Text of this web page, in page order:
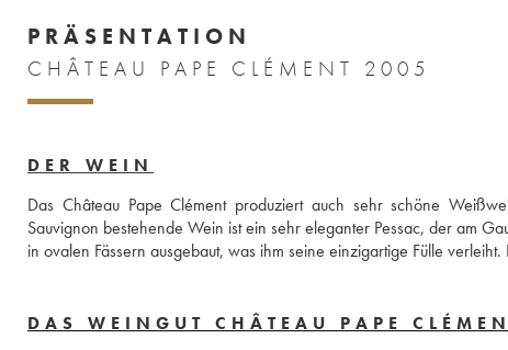
PRÄSENTATION
CHÂTEAU PAPE CLÉMENT 2005
DER WEIN
Das Château Pape Clément produziert auch sehr schöne
Sauvignon bestehende Wein ist ein sehr eleganter Pessac, der am
in ovalen Fässern ausgebaut, was ihm seine einzigartige Fülle
DAS WEINGUT CHÂTEAU PAPE